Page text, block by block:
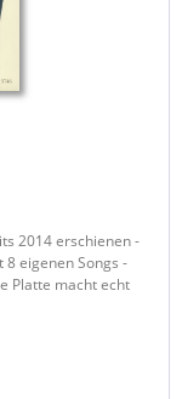
2014 erschienen -
8 eigenen Songs -
Platte macht echt